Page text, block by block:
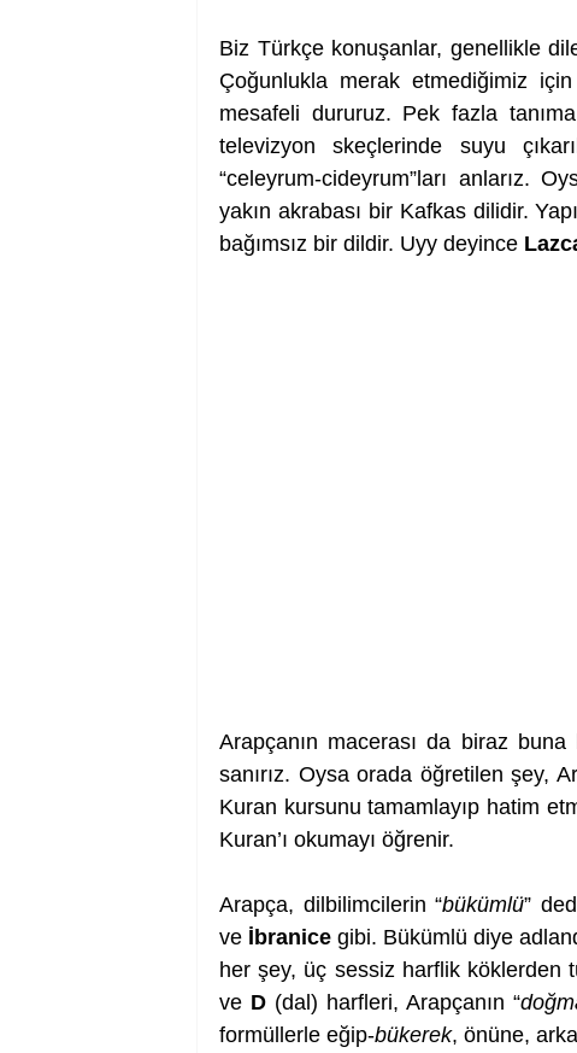
Biz Türkçe konuşanlar, genellikle
Çoğunlukla merak etmediğimiz
mesafeli dururuz. Pek fazla
televizyon skeçlerinde suyu
“celeyrum-cideyrum”ları anlarız.
yakın akrabası bir Kafkas dilidir.
bağımsız bir dildir. Uyy deyince
Arapçanın macerası da biraz
sanırız. Oysa orada öğretilen şey,
Kuran kursunu tamamlayıp hatim
Kuran’ı okumayı öğrenir.
Arapça, dilbilimcilerin “bükümlü”
ve İbranice gibi. Bükümlü diye
her şey, üç sessiz harflik köklerden
ve D (dal) harfleri, Arapçanın “
formüllerle eğip-bükerek, önüne,